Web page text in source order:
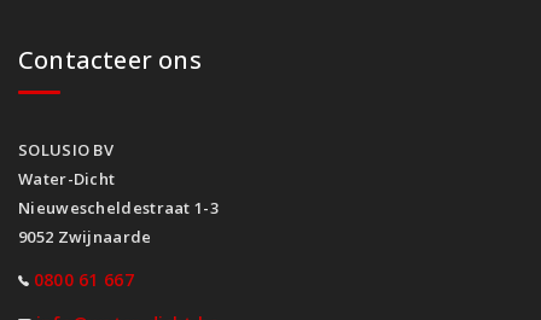
Contacteer ons
SOLUSIO BV
Water-Dicht
Nieuwescheldestraat 1-3
9052 Zwijnaarde
0800 61 667